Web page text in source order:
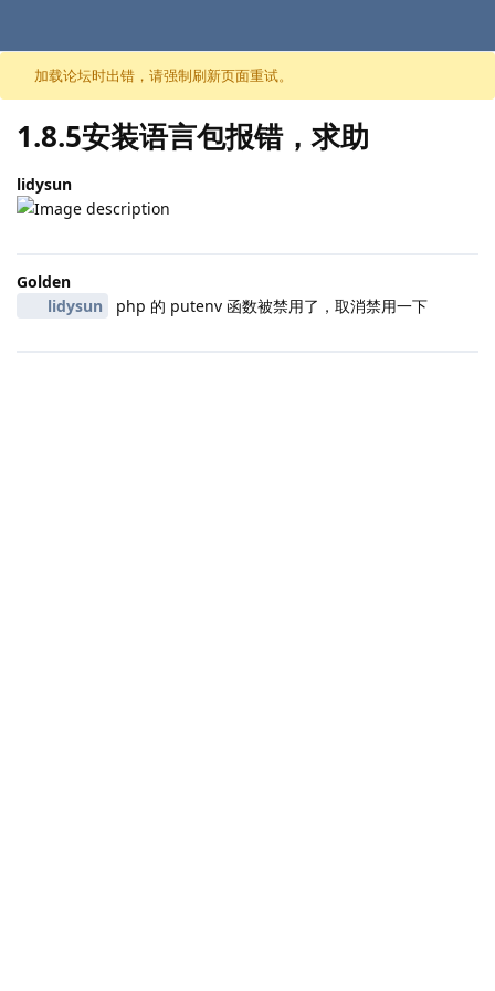
跳至内容
加载论坛时出错，请强制刷新页面重试。
1.8.5安装语言包报错，求助
lidysun
Golden
lidysun
php 的 putenv 函数被禁用了，取消禁用一下